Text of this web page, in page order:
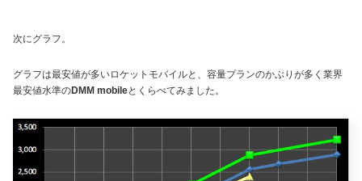
次にグラフ。
グラフは最安値が多いロケットモバイルと、容量プランのかぶりが多く業界
最安値水準のDMM mobileとくらべてみました。